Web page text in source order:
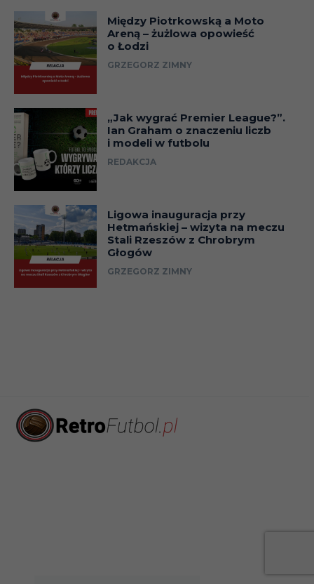
Między Piotrkowską a Moto
Areną – żużlowa opowieść
o Łodzi
GRZEGORZ ZIMNY
„Jak wygrać Premier League?”.
Ian Graham o znaczeniu liczb
i modeli w futbolu
REDAKCJA
Ligowa inauguracja przy
Hetmańskiej – wizyta na meczu
Stali Rzeszów z Chrobrym
Głogów
GRZEGORZ ZIMNY